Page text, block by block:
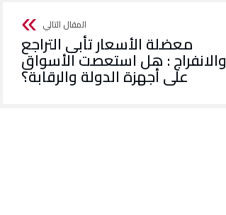
معضلة الأسعار تأبى التراجع
والانفراج : هل استعصت الأسواق
على أجهزة الدولة والرقابة؟